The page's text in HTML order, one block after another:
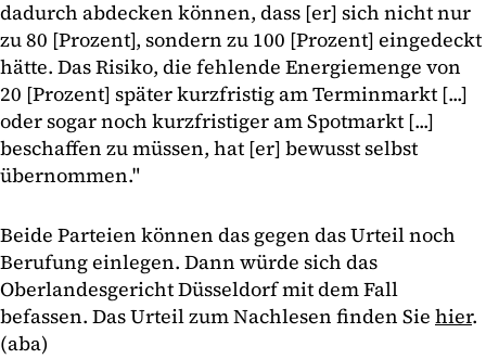
dadurch abdecken können, dass [er] sich nicht nur
zu 80 [Prozent], sondern zu 100 [Prozent] eingedeckt
hätte. Das Risiko, die fehlende Energiemenge von
20 [Prozent] später kurzfristig am Terminmarkt [...]
oder sogar noch kurzfristiger am Spotmarkt [...]
beschaffen zu müssen, hat [er] bewusst selbst
übernommen."
Beide Parteien können das gegen das Urteil noch
Berufung einlegen. Dann würde sich das
Oberlandesgericht Düsseldorf mit dem Fall
befassen. Das Urteil zum Nachlesen finden Sie hier.
(aba)